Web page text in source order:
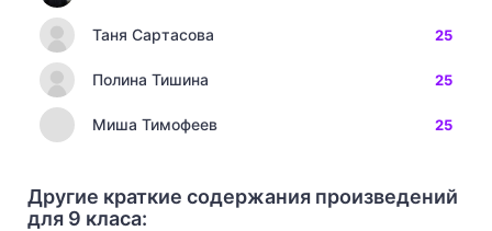
Таня Сартасова 25
Полина Тишина 25
Миша Тимофеев 25
Другие краткие содержания произведений
для 9 класа: